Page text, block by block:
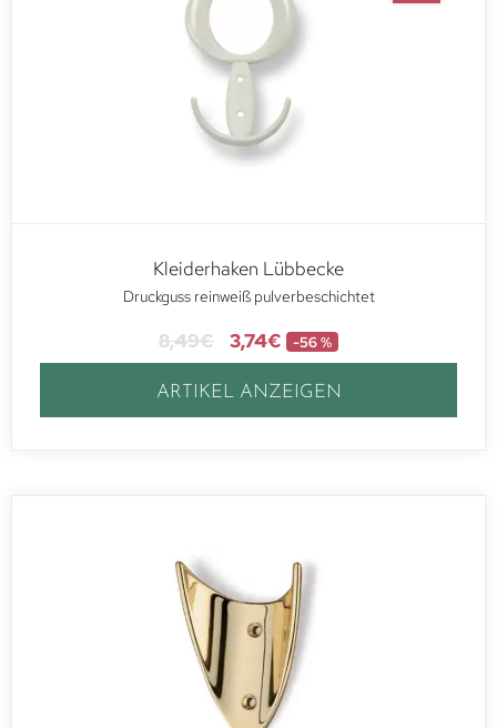
Kleiderhaken Lübbecke
Druckguss reinweiß pulverbeschichtet
8,49€ 3,74€ -56 %
ARTIKEL ANZEIGEN